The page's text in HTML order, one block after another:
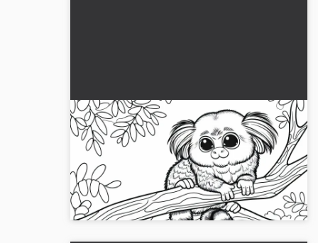
Kortsvansapa vilar i trädets krona –
Färgläggningsbild gratis
Upptäck det gratis målarbilden av en
kortsvansapa i trädets kronor. Ladda ner det nu
och måla online!...